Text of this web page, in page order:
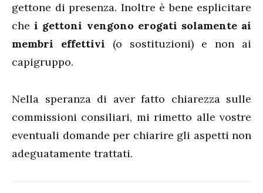
gettone di presenza. Inoltre è bene esplicitare
chei gettoni vengono erogati solamente ai
membri effettivi (o sostituzioni) e non ai
capigruppo.
Nella speranza di aver fatto chiarezza sulle
commissioni consiliari, mi rimetto alle vostre
eventuali domande per chiarire gli aspetti non
adeguatamente trattati.